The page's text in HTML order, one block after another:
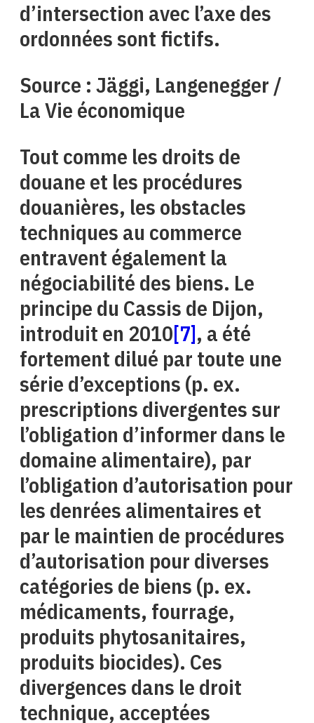
d’intersection avec l’axe des
ordonnées sont fictifs.
Source : Jäggi, Langenegger /
La Vie économique
Tout comme les droits de
douane et les procédures
douanières, les obstacles
techniques au commerce
entravent également la
négociabilité des biens. Le
principe du Cassis de Dijon,
introduit en 2010[7], a été
fortement dilué par toute une
série d’exceptions (p. ex.
prescriptions divergentes sur
l’obligation d’informer dans le
domaine alimentaire), par
l’obligation d’autorisation pour
les denrées alimentaires et
par le maintien de procédures
d’autorisation pour diverses
catégories de biens (p. ex.
médicaments, fourrage,
produits phytosanitaires,
produits biocides). Ces
divergences dans le droit
technique, acceptées